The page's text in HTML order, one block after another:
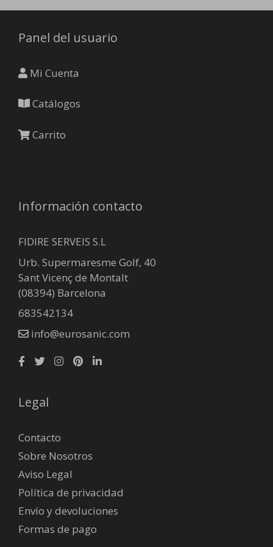
en
página
producto
en
Panel del usuario
Mi Cuenta
Catálogos
Carrito
Información contacto
FIDIRE SERVEIS S.L
Urb. Supermaresme Golf, 40
Sant Vicenç de Montalt
(08394) Barcelona
683542134
info@eurosanic.com
Legal
Contacto
Sobre Nosotros
Aviso Legal
Política de privacidad
Envío y devoluciones
Formas de pago